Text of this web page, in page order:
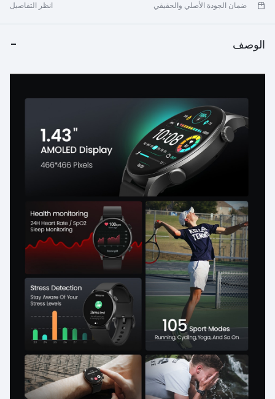
ضمان الجودة الأصلي والحقيقي انظر التفاصيل
الوصف